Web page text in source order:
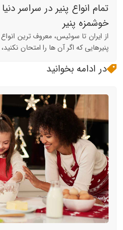
تمام انواع پنیر در سراسر
خوشمزه پنیر
از ایران تا سوئیس، معروف ترین
پنیرهایی که اگر آن ها را امتحان
در ادامه بخوانید